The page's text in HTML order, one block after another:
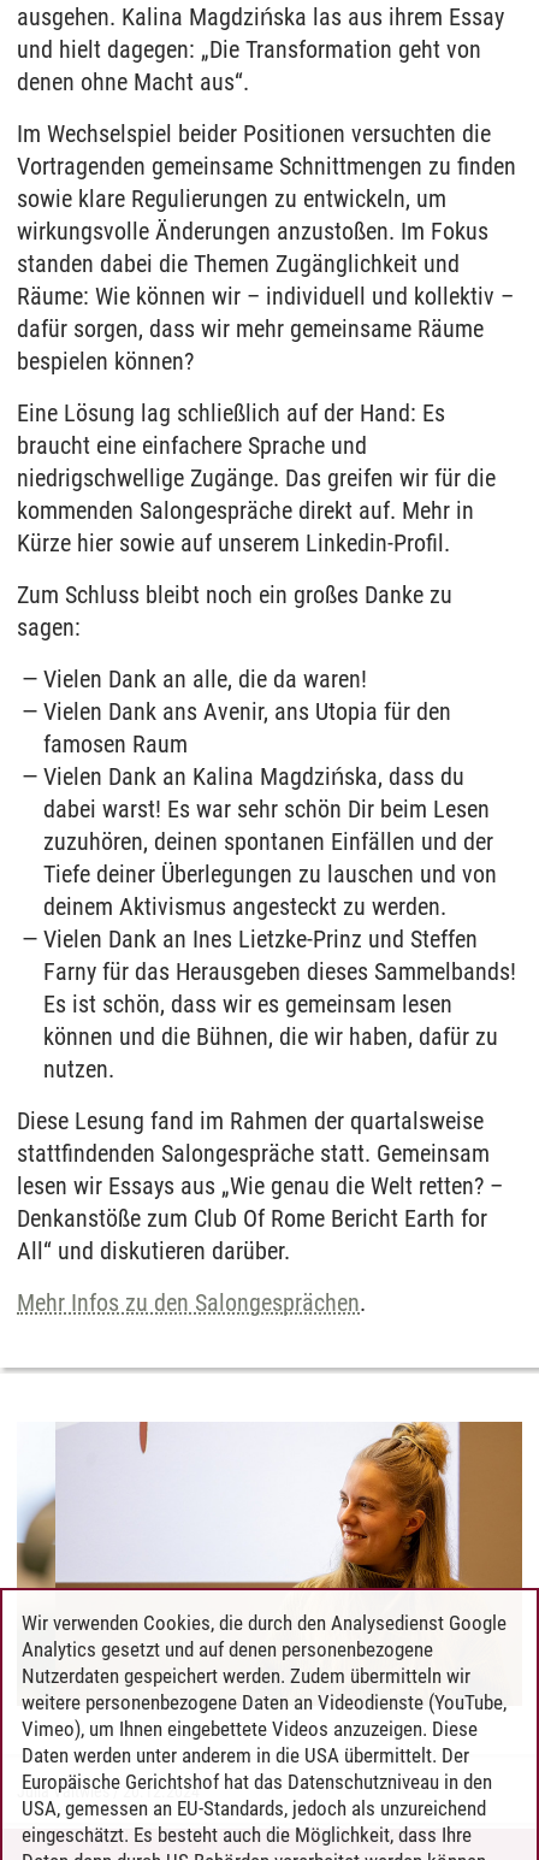
ausgehen. Kalina Magdzińska las aus ihrem Essay
und hielt dagegen: „Die Transformation geht von
denen ohne Macht aus“.
Im Wechselspiel beider Positionen versuchten die
Vortragenden gemeinsame Schnittmengen zu finden
sowie klare Regulierungen zu entwickeln, um
wirkungsvolle Änderungen anzustoßen. Im Fokus
standen dabei die Themen Zugänglichkeit und
Räume: Wie können wir – individuell und kollektiv –
dafür sorgen, dass wir mehr gemeinsame Räume
bespielen können?
Eine Lösung lag schließlich auf der Hand: Es
braucht eine einfachere Sprache und
niedrigschwellige Zugänge. Das greifen wir für die
kommenden Salongespräche direkt auf. Mehr in
Kürze hier sowie auf unserem Linkedin-Profil.
Zum Schluss bleibt noch ein großes Danke zu
sagen:
Vielen Dank an alle, die da waren!
Vielen Dank ans Avenir, ans Utopia für den
famosen Raum
Vielen Dank an Kalina Magdzińska, dass du
dabei warst! Es war sehr schön Dir beim Lesen
zuzuhören, deinen spontanen Einfällen und der
Tiefe deiner Überlegungen zu lauschen und von
deinem Aktivismus angesteckt zu werden.
Vielen Dank an Ines Lietzke-Prinz und Steffen
Farny für das Herausgeben dieses Sammelbands!
Es ist schön, dass wir es gemeinsam lesen
können und die Bühnen, die wir haben, dafür zu
nutzen.
Diese Lesung fand im Rahmen der quartalsweise
stattfindenden Salongespräche statt. Gemeinsam
lesen wir Essays aus „Wie genau die Welt retten? –
Denkanstöße zum Club Of Rome Bericht Earth for
All“ und diskutieren darüber.
Mehr Infos zu den Salongesprächen.
Julia Valtwies/ 20.12.2024
Wir verwenden Cookies, die durch den Analysedienst Google
Analytics gesetzt und auf denen personenbezogene
Nutzerdaten gespeichert werden. Zudem übermitteln wir
weitere personenbezogene Daten an Videodienste (YouTube,
Vimeo), um Ihnen eingebettete Videos anzuzeigen. Diese
Daten werden unter anderem in die USA übermittelt. Der
Europäische Gerichtshof hat das Datenschutzniveau in den
USA, gemessen an EU-Standards, jedoch als unzureichend
eingeschätzt. Es besteht auch die Möglichkeit, dass Ihre